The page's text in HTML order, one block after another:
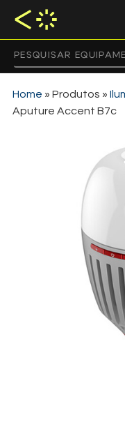
Home » Produtos »
Aputure Accent B7c